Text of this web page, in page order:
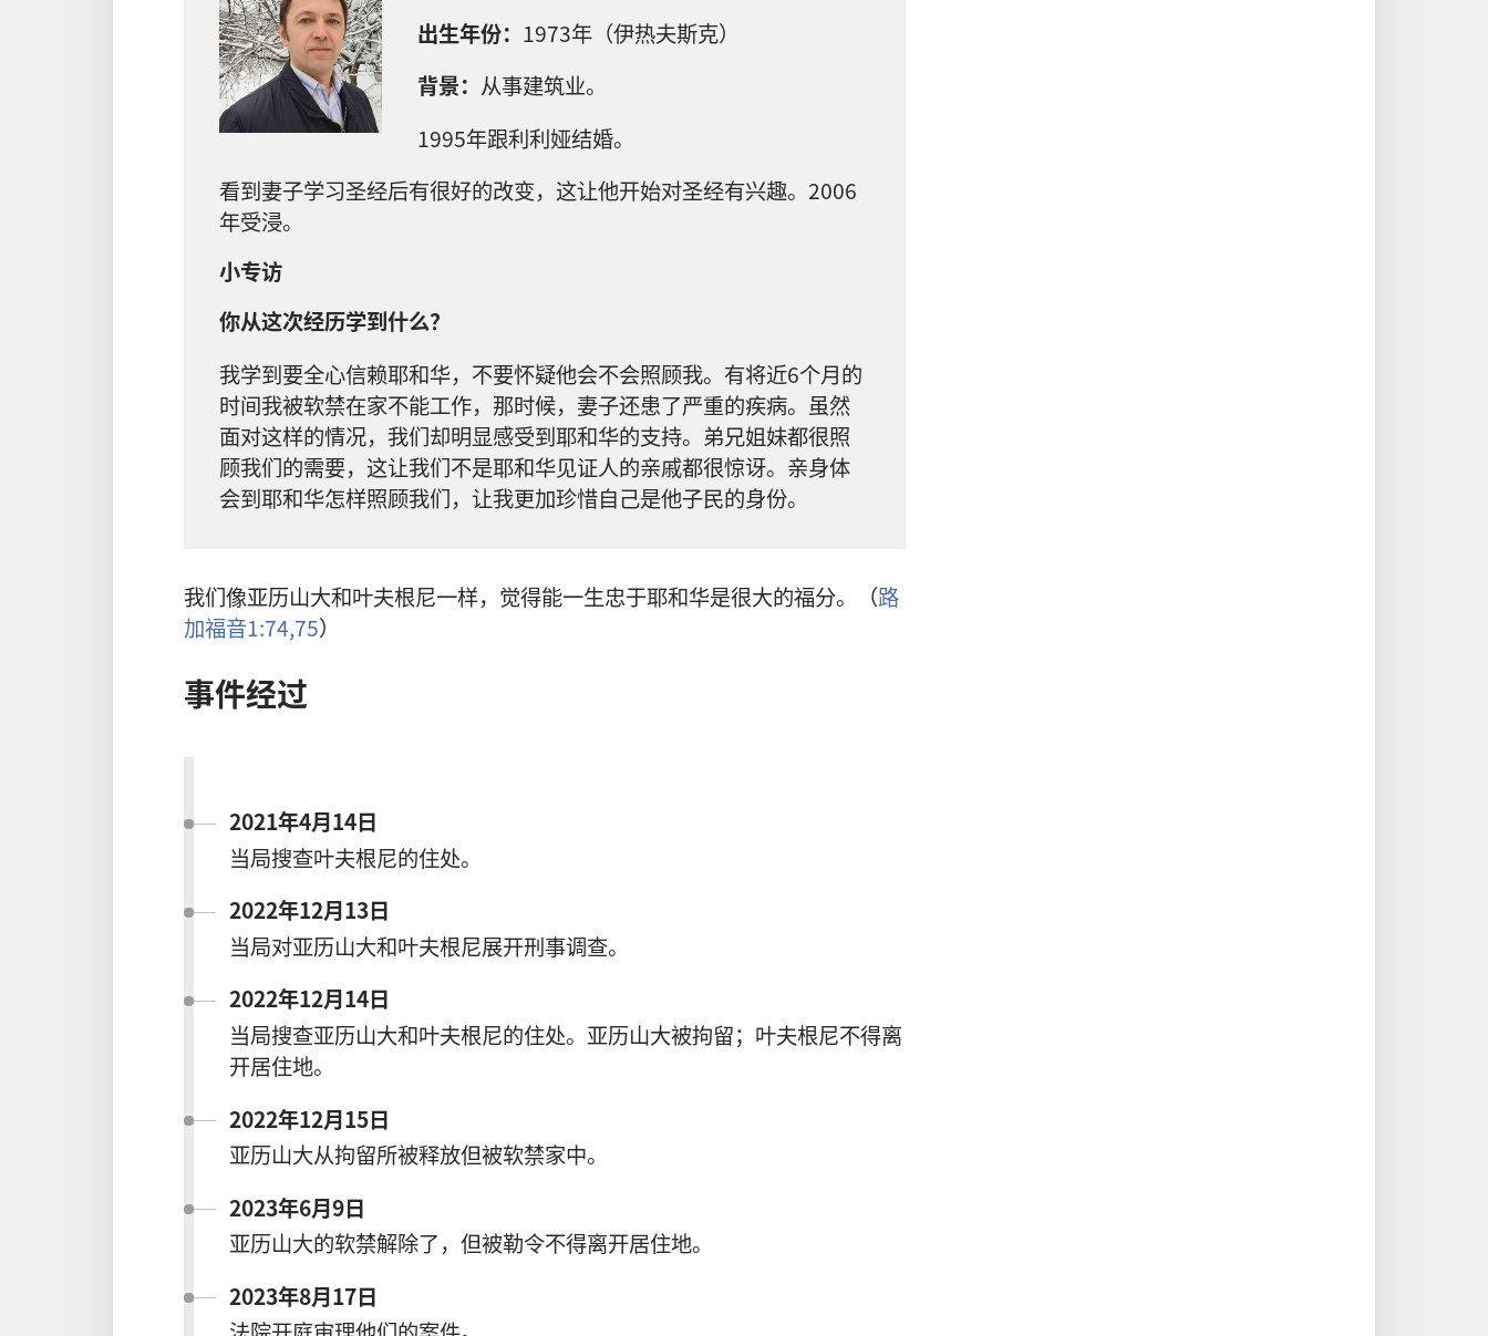
出生年份： 1973年（伊热夫斯克）
背景： 从事建筑业。
1995年跟利利娅结婚。
看到妻子学习圣经后有很好的改变，这让他开始对圣经有兴趣。2006
年受浸。
小专访
你从这次经历学到什么？
我学到要全心信赖耶和华，不要怀疑他会不会照顾我。有将近6个月的
时间我被软禁在家不能工作，那时候，妻子还患了严重的疾病。虽然
面对这样的情况，我们却明显感受到耶和华的支持。弟兄姐妹都很照
顾我们的需要，这让我们不是耶和华见证人的亲戚都很惊讶。亲身体
会到耶和华怎样照顾我们，让我更加珍惜自己是他子民的身份。
我们像亚历山大和叶夫根尼一样，觉得能一生忠于耶和华是很大的福分。（路
加福音1:74,75）
事件经过
2021年4月14日
当局搜查叶夫根尼的住处。
2022年12月13日
当局对亚历山大和叶夫根尼展开刑事调查。
2022年12月14日
当局搜查亚历山大和叶夫根尼的住处。亚历山大被拘留；叶夫根尼不得离
开居住地。
2022年12月15日
亚历山大从拘留所被释放但被软禁家中。
2023年6月9日
亚历山大的软禁解除了，但被勒令不得离开居住地。
2023年8月17日